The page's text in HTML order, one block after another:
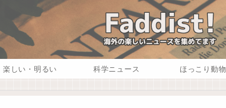
楽しい・明るい 科学ニュース ほっこり動物